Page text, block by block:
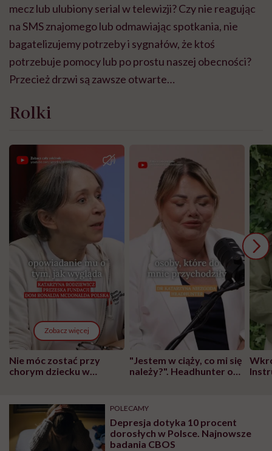
mecz lub ulubiony serial w telewizji? Czy nie reagując
na SMS znajomego lub odmawiając spotkania, nie
bagatelizujemy potrzeby i sygnałów, że ktoś
potrzebuje pomocy lub po prostu naszej obecności?
Przecież drzwi są zawsze otwarte…
Rolki
Zobacz więcej
Nie móc zostać przy
chorym dziecku w
może chyba tylko
głupota i brak
wyobraźni"
"Jestem w ciąży, co mi się
należy?". Headhunter o
pracy
POLECAMY
Depresja dotyka 10 procent
dorosłych w Polsce. Najnowsze
badania CBOS